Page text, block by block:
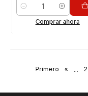
Cantidad
Comprar ahora
Primero « ... 2